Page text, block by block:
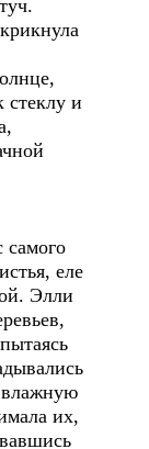
стеклу и
самого
еле
Элли
влажную
их,